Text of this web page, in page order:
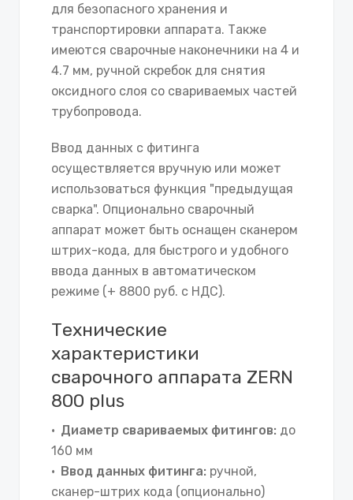
для безопасного хранения и
транспортировки аппарата. Также
имеются сварочные наконечники на 4 и
4.7 мм, ручной скребок для снятия
оксидного слоя со свариваемых частей
трубопровода.
Ввод данных с фитинга
осуществляется вручную или может
использоваться функция "предыдущая
сварка". Опционально сварочный
аппарат может быть оснащен сканером
штрих-кода, для быстрого и удобного
ввода данных в автоматическом
режиме (+ 8800 руб. с НДС).
Технические
характеристики
сварочного аппарата ZERN
800 plus
Диаметр свариваемых фитингов: до
160 мм
Ввод данных фитинга: ручной,
сканер-штрих кода (опционально)